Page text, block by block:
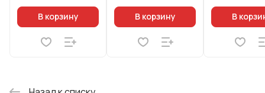
В корзину В корзину В